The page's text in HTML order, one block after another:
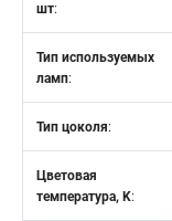
шт:
Тип используемых
ламп:
Тип цоколя:
Цветовая
температура, K: